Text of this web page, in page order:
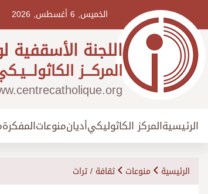
الخميس, 6 أغسطس, 2026
اللجنة الأسقفية
المركـــز
الرئيسيةالمركز الكاثوليكيأديانمنوعاتالمفكرة
الرئيسية منوعات ثقافة / تراث